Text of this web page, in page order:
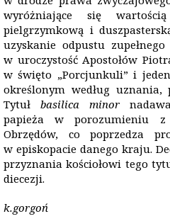
wyróżniające się
pielgrzymkową i
uzyskanie odpustu
w uroczystość Apostołów
w święto „Porcjunkuli” i
określonym według
Tytuł basilica minor
papieża w porozumieniu z
Obrzędów, co poprzedza
w episkopacie danego kraju.
przyznania kościołowi tego
diecezji.
k.gorgoń